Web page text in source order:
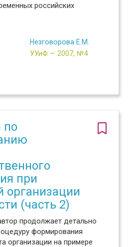
российских
Незговорова Е.М.
УУиФ — 2007, №4
по
при
организации
(часть 2)
продолжает детально
формирования
организации на примере